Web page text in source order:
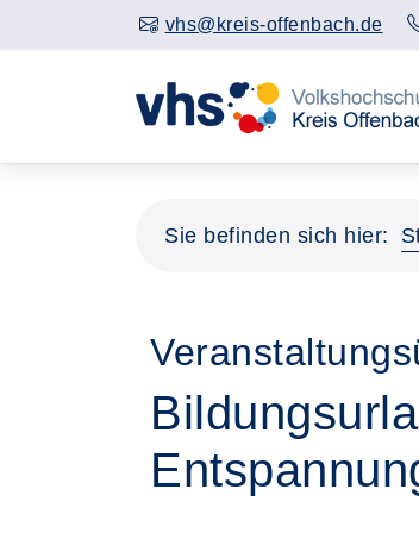
vhs@kreis-offenbach.de
Sie befinden sich hier: